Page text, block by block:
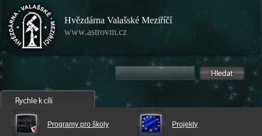
Hvězdárna Valašské Meziříčí
www.astrovm.cz
Programy pro školy Projekty